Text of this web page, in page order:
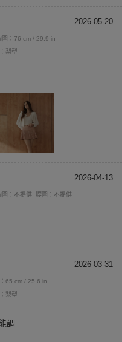
2026-05-20
圍：76 cm / 29.9 in
梨型
2026-04-13
圍：不提供
腰圍：不提供
2026-03-31
65 cm / 25.6 in
梨型
調